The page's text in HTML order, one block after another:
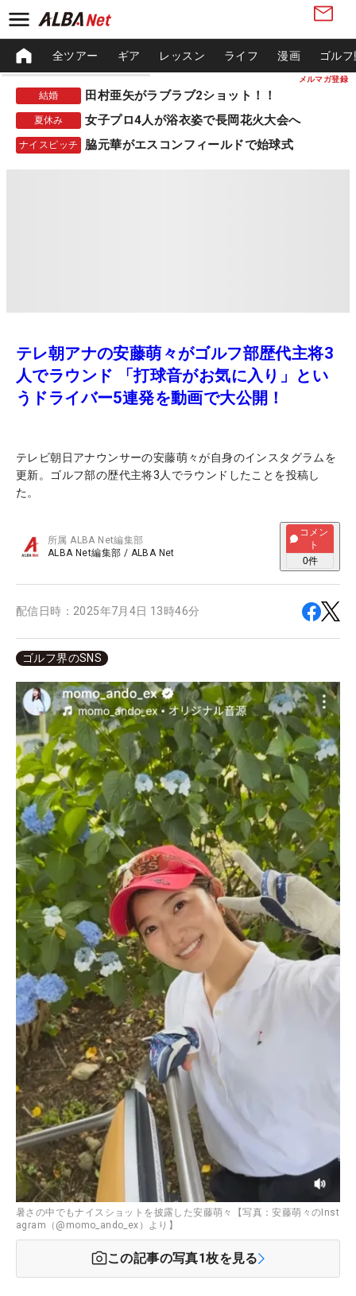
メルマガ登録
全ツアー ギア レッスン ライフ 漫画 ゴル
結婚 田村亜矢がラブラブ2ショット！！
夏休み 女子プロ4人が浴衣姿で長岡花火大会へ
ナイスピッチ 脇元華がエスコンフィールドで始球式
テレ朝アナの安藤萌々がゴルフ部歴代主将3
人でラウンド 「打球音がお気に入り」とい
うドライバー5連発を動画で大公開！
テレビ朝日アナウンサーの安藤萌々が自身のインスタグラムを
更新。ゴルフ部の歴代主将3人でラウンドしたことを投稿し
た。
所属ALBA Net編集部
ALBA Net編集部 / ALBA Net
コメン
ト
0件
配信日時： 2025年7月4日 13時46分
ゴルフ界のSNS
暑さの中でもナイスショットを披露した安藤萌々【写真：安藤萌々のInst
agram（@momo_ando_ex）より】
この記事の写真1枚を見る